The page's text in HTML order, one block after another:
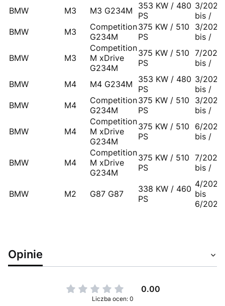
BMW
M3 M3 G234M
353 KW / 480
PS
3/2021
bis /
BMW
M3
Competition
G234M
375 KW / 510
PS
3/2021
bis /
BMW M3
Competition
M xDrive
G234M
375 KW / 510
PS
7/2021
bis /
BMW M4 M4 G234M
353 KW / 480
PS
3/2021
bis /
BMW
M4
Competition
G234M
375 KW / 510
PS
3/2021
bis /
BMW M4
Competition
M xDrive
G234M
375 KW / 510
PS
6/2021
bis /
BMW M4
Competition
M xDrive
G234M
375 KW / 510
PS
7/2021
bis /
BMW M2 G87 G87
338 KW / 460
PS
4/2023
bis
6/2024
Opinie
0.00
Liczba ocen: 0